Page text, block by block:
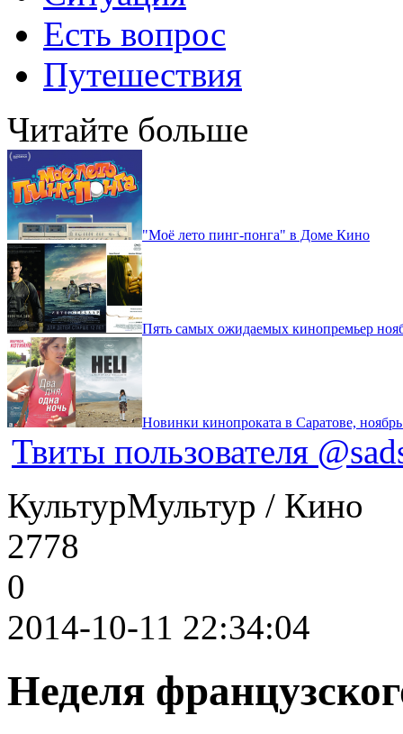
Есть вопрос
Путешествия
Читайте больше
"Моё лето пинг-понга" в Доме Кино
Пять самых ожидаемых кинопремьер
Новинки кинопроката в Саратове,
Твиты пользователя
КультурМультур / Кино
2778
0
2014-10-11 22:34:04
Неделя